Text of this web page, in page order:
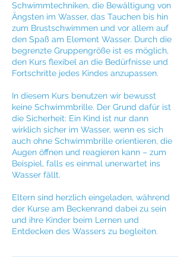
Schwimmtechniken, die Bewältigung von
Ängsten im Wasser, das Tauchen bis hin
zum Brustschwimmen und vor allem auf
den Spaß am Element Wasser. Durch die
begrenzte Gruppengröße ist es möglich,
den Kurs flexibel an die Bedürfnisse und
Fortschritte jedes Kindes anzupassen.
In diesem Kurs benutzen wir bewusst
keine Schwimmbrille. Der Grund dafür ist
die Sicherheit: Ein Kind ist nur dann
wirklich sicher im Wasser, wenn es sich
auch ohne Schwimmbrille orientieren, die
Augen öffnen und reagieren kann – zum
Beispiel, falls es einmal unerwartet ins
Wasser fällt.
Eltern sind herzlich eingeladen, während
der Kurse am Beckenrand dabei zu sein
und ihre Kinder beim Lernen und
Entdecken des Wassers zu begleiten.